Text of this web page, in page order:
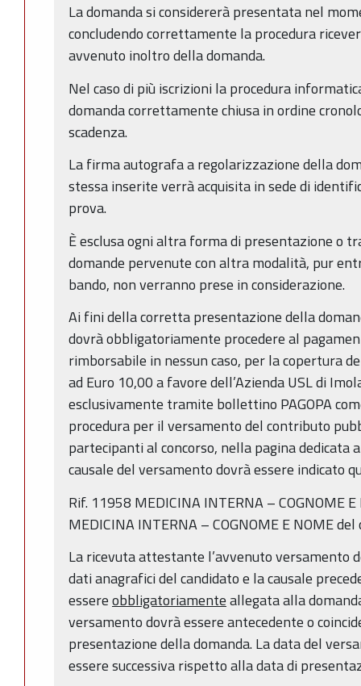
La domanda si considererà presentata nel
concludendo correttamente la procedura
avvenuto inoltro della domanda.
Nel caso di più iscrizioni la procedura
domanda correttamente chiusa in ordine
scadenza.
La firma autografa a regolarizzazione della
stessa inserite verrà acquisita in sede di
prova.
È esclusa ogni altra forma di presentazione o
domande pervenute con altra modalità, pur
bando, non verranno prese in considerazione.
Ai fini della corretta presentazione della
dovrà obbligatoriamente procedere al
rimborsabile in nessun caso, per la copertura
ad Euro 10,00 a favore dell’Azienda USL di
esclusivamente tramite bollettino PAGOPA
procedura per il versamento del contributo
partecipanti al concorso, nella pagina dedicata
causale del versamento dovrà essere indicato
Rif. 11958 MEDICINA INTERNA – COGNOME
MEDICINA INTERNA – COGNOME E NOME
La ricevuta attestante l’avvenuto versamento
dati anagrafici del candidato e la causale
essereobbligatoriamenteallegata alla
versamento dovrà essere antecedente o
presentazione della domanda. La data del
essere successiva rispetto alla data di